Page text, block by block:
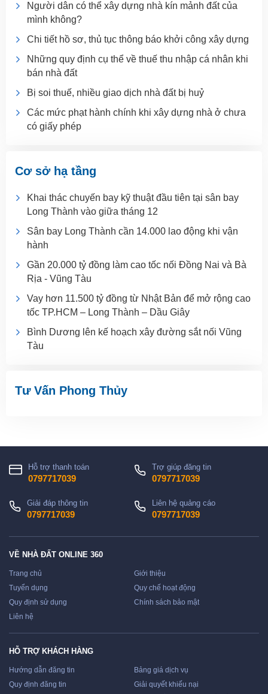
Người dân có thể xây dựng nhà kín mảnh đất của
mình không?
Chi tiết hồ sơ, thủ tục thông báo khởi công xây dựng
Những quy định cụ thể về thuế thu nhập cá nhân khi
bán nhà đất
Bị soi thuế, nhiều giao dịch nhà đất bị huỷ
Các mức phạt hành chính khi xây dựng nhà ở chưa
có giấy phép
Cơ sở hạ tầng
Khai thác chuyến bay kỹ thuật đầu tiên tại sân bay
Long Thành vào giữa tháng 12
Sân bay Long Thành cần 14.000 lao động khi vận
hành
Gần 20.000 tỷ đồng làm cao tốc nối Đồng Nai và Bà
Rịa - Vũng Tàu
Vay hơn 11.500 tỷ đồng từ Nhật Bản để mở rộng cao
tốc TP.HCM – Long Thành – Dầu Giây
Bình Dương lên kế hoạch xây đường sắt nối Vũng
Tàu
Tư Vấn Phong Thủy
Hỗ trợ thanh toán
0797717039
Trợ giúp đăng tin
0797717039
Giải đáp thông tin
0797717039
Liên hệ quảng cáo
0797717039
VỀ NHÀ ĐẤT ONLINE 360
Trang chủ
Giới thiệu
Tuyển dụng
Quy chế hoạt động
Quy định sử dụng
Chính sách bảo mật
Liên hệ
HỖ TRỢ KHÁCH HÀNG
Hướng dẫn đăng tin
Bảng giá dịch vụ
Quy định đăng tin
Giải quyết khiếu nại